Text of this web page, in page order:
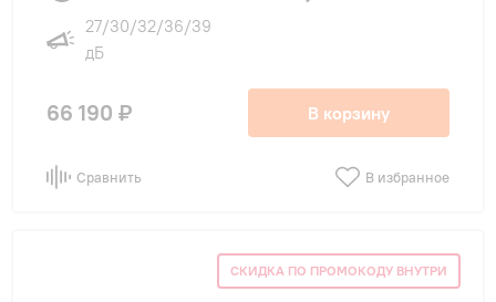
27/30/32/36/39
дБ
66 190 ₽ В корзину
Сравнить В избранное
СКИДКА ПО ПРОМОКОДУ ВНУТРИ